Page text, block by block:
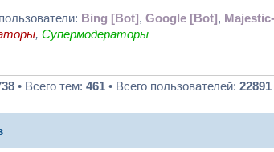
Bing [Bot], Google [Bot],
, Супермодераторы
• Всего тем: 461 • Всего пользователей: 22891